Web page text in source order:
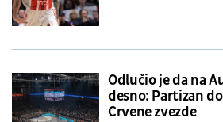
Odlučio je da na
desno: Partizan
Crvene zvezde